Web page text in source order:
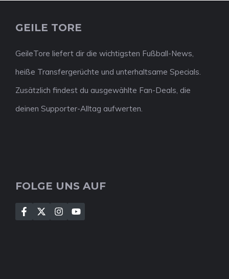
GEILE TORE
GeileTore liefert dir die wichtigsten Fußball-News,
heiße Transfergerüchte und unterhaltsame Specials.
Zusätzlich findest du ausgewählte Fan-Deals, die
deinen Supporter-Alltag aufwerten.
FOLGE UNS AUF